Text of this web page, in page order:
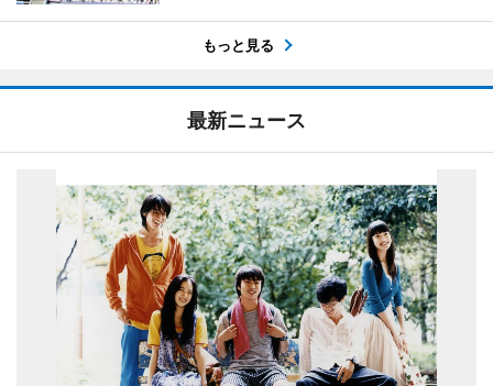
もっと見る
最新ニュース